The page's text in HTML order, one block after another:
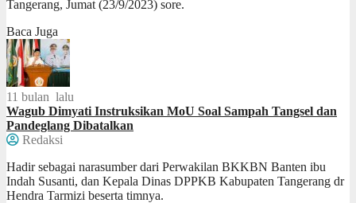
Tangerang, Jumat (23/9/2023) sore.
Baca Juga
11 bulan lalu
Wagub Dimyati Instruksikan MoU Soal Sampah Tangsel dan
Pandeglang Dibatalkan
Redaksi
Hadir sebagai narasumber dari Perwakilan BKKBN Banten ibu
Indah Susanti, dan Kepala Dinas DPPKB Kabupaten Tangerang dr
Hendra Tarmizi beserta timnya.